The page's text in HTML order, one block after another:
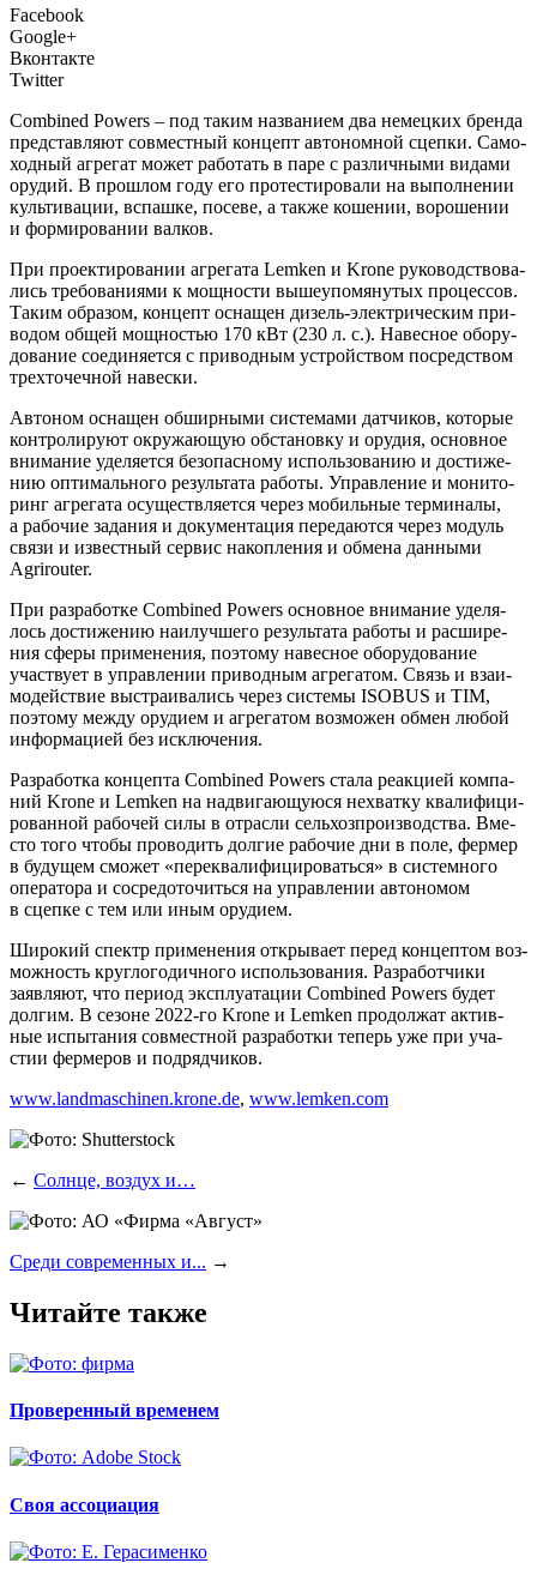
Facebook
Google+
Вконтакте
Twitter
Combined Powers – под таким назва­ни­ем два немец­ких брен­да
пред­став­ля­ют сов­мест­ный кон­цепт авто­ном­ной сцеп­ки. Само­
ход­ный агре­гат может рабо­тать в паре с раз­лич­ны­ми вида­ми
ору­дий. В про­шлом году его про­те­сти­ро­ва­ли на выпол­не­нии
куль­ти­ва­ции, вспаш­ке, посе­ве, а так­же коше­нии, воро­ше­нии
и фор­ми­ро­ва­нии валков.
При про­ек­ти­ро­ва­нии агре­га­та Lemken и Krone руко­вод­ство­ва­
лись тре­бо­ва­ни­я­ми к мощ­но­сти выше­упо­мя­ну­тых про­цес­сов.
Таким обра­зом, кон­цепт осна­щен дизель-элек­три­че­ским при­
во­дом общей мощ­но­стью 170 кВт (230 л. с.). Навес­ное обо­ру­
до­ва­ние соеди­ня­ет­ся с при­вод­ным устрой­ством посред­ством
трех­то­чеч­ной навески.
Авто­ном осна­щен обшир­ны­ми систе­ма­ми дат­чи­ков, кото­рые
кон­тро­ли­ру­ют окру­жа­ю­щую обста­нов­ку и ору­дия, основ­ное
вни­ма­ние уде­ля­ет­ся без­опас­но­му исполь­зо­ва­нию и дости­же­
нию опти­маль­но­го резуль­та­та рабо­ты. Управ­ле­ние и мони­то­
ринг агре­га­та осу­ществ­ля­ет­ся через мобиль­ные тер­ми­на­лы,
а рабо­чие зада­ния и доку­мен­та­ция пере­да­ют­ся через модуль
свя­зи и извест­ный сер­вис накоп­ле­ния и обме­на дан­ны­ми
Agrirouter.
При раз­ра­бот­ке Combined Powers основ­ное вни­ма­ние уде­ля­
лось дости­же­нию наи­луч­ше­го резуль­та­та рабо­ты и рас­ши­ре­
ния сфе­ры при­ме­не­ния, поэто­му навес­ное обо­ру­до­ва­ние
участ­ву­ет в управ­ле­нии при­вод­ным агре­га­том. Связь и вза­и­
мо­дей­ствие выстра­и­ва­лись через систе­мы ISOBUS и TIM,
поэто­му меж­ду ору­ди­ем и агре­га­том воз­мо­жен обмен любой
инфор­ма­ци­ей без исключения.
Раз­ра­бот­ка кон­цеп­та Combined Powers ста­ла реак­ци­ей ком­па­
ний Krone и Lemken на надви­га­ю­щу­ю­ся нехват­ку ква­ли­фи­ци­
ро­ван­ной рабо­чей силы в отрас­ли сель­хоз­про­из­вод­ства. Вме­
сто того что­бы про­во­дить дол­гие рабо­чие дни в поле, фер­мер
в буду­щем смо­жет «пере­ква­ли­фи­ци­ро­вать­ся» в систем­но­го
опе­ра­то­ра и сосре­до­то­чить­ся на управ­ле­нии авто­но­мом
в сцеп­ке с тем или иным орудием.
Широ­кий спектр при­ме­не­ния откры­ва­ет перед кон­цеп­том воз­
мож­ность круг­ло­го­дич­но­го исполь­зо­ва­ния. Раз­ра­бот­чи­ки
заяв­ля­ют, что пери­од экс­плу­а­та­ции Combined Powers будет
дол­гим. В сезоне 2022-го Krone и Lemken про­дол­жат актив­
ные испы­та­ния сов­мест­ной раз­ра­бот­ки теперь уже при уча­
стии фер­ме­ров и подрядчиков.
www.landmaschinen.krone.de, www.lemken.com
← Солнце, воздух и…
Среди современных и... →
Читайте также
Проверенный временем
Своя ассоциация